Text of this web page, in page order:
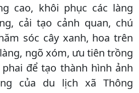
cao, khôi phục các làng
cải tạo cảnh quan, chú
sóc cây xanh, hoa trên
ngõ xóm, ưu tiên trồng
để tạo thành hình ảnh
của du lịch xã Thông